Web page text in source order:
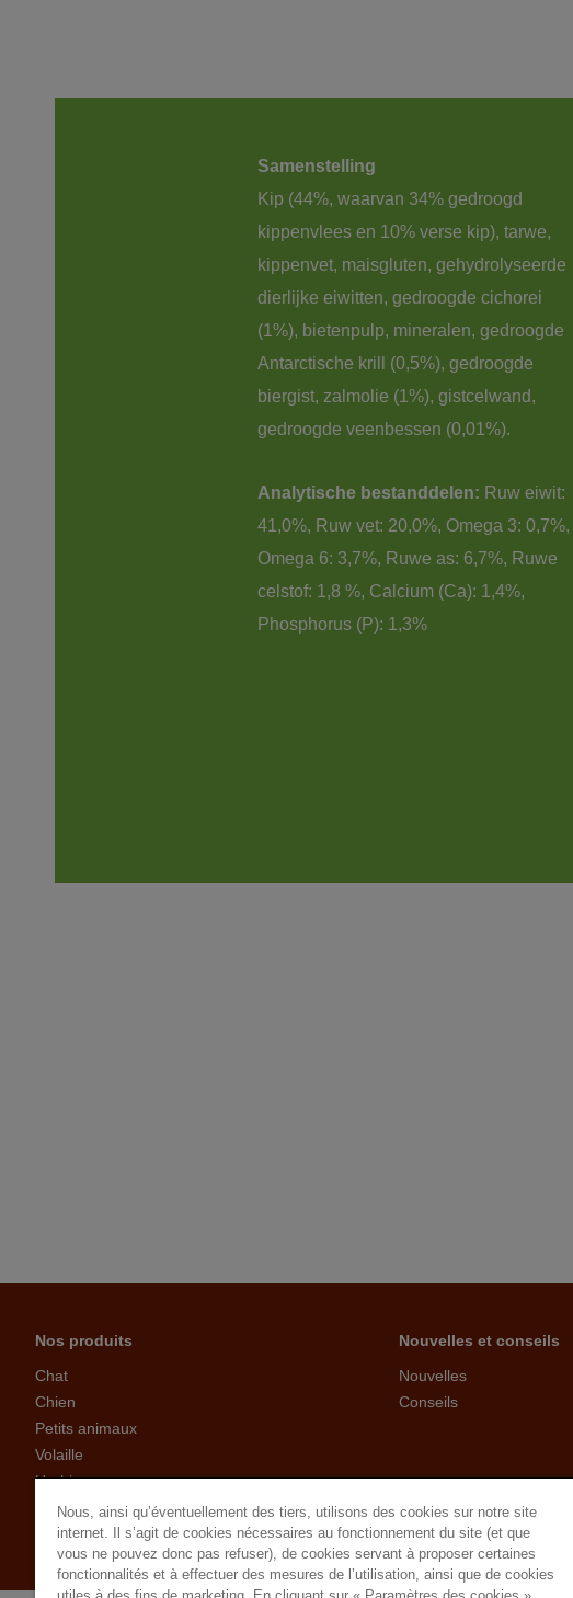
Samenstelling
Kip (44%, waarvan 34% gedroogd
kippenvlees en 10% verse kip), tarwe,
kippenvet, maisgluten, gehydrolyseerde
dierlijke eiwitten, gedroogde cichorei
(1%), bietenpulp, mineralen, gedroogde
Antarctische krill (0,5%), gedroogde
biergist, zalmolie (1%), gistcelwand,
gedroogde veenbessen (0,01%).
Analytische bestanddelen: Ruw eiwit:
41,0%, Ruw vet: 20,0%, Omega 3: 0,7%,
Omega 6: 3,7%, Ruwe as: 6,7%, Ruwe
celstof: 1,8 %, Calcium (Ca): 1,4%,
Phosphorus (P): 1,3%
Nos produits
Chat
Chien
Petits animaux
Volaille
Herbivores
Oiseaux
Visiteurs du jardin
Nouvelles et conseils
Nouvelles
Conseils
Nous, ainsi qu’éventuellement des tiers, utilisons des cookies sur notre site
internet. Il s’agit de cookies nécessaires au fonctionnement du site (et que
vous ne pouvez donc pas refuser), de cookies servant à proposer certaines
fonctionnalités et à effectuer des mesures de l’utilisation, ainsi que de cookies